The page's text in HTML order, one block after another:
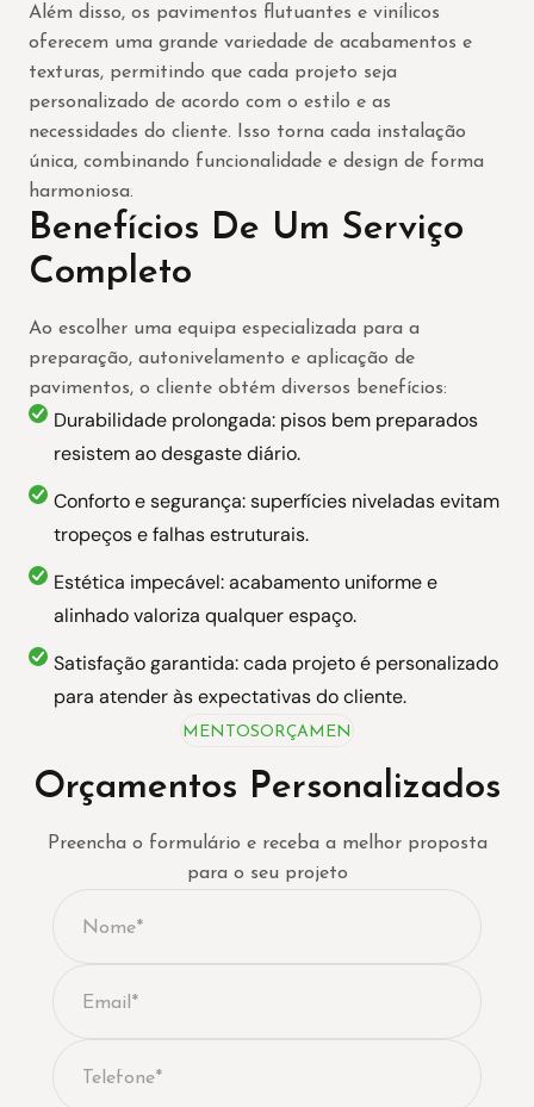
Além disso, os pavimentos flutuantes e vinílicos
oferecem uma grande variedade de acabamentos e
texturas, permitindo que cada projeto seja
personalizado de acordo com o estilo e as
necessidades do cliente. Isso torna cada instalação
única, combinando funcionalidade e design de forma
harmoniosa.
Benefícios De Um Serviço
Completo
Ao escolher uma equipa especializada para a
preparação, autonivelamento e aplicação de
pavimentos, o cliente obtém diversos benefícios:
Durabilidade prolongada: pisos bem preparados
resistem ao desgaste diário.
Conforto e segurança: superfícies niveladas evitam
tropeços e falhas estruturais.
Estética impecável: acabamento uniforme e
alinhado valoriza qualquer espaço.
Satisfação garantida: cada projeto é personalizado
para atender às expectativas do cliente.
ORÇAMENTOSORÇAMENTOS
Orçamentos Personalizados
Preencha o formulário e receba a melhor proposta
para o seu projeto